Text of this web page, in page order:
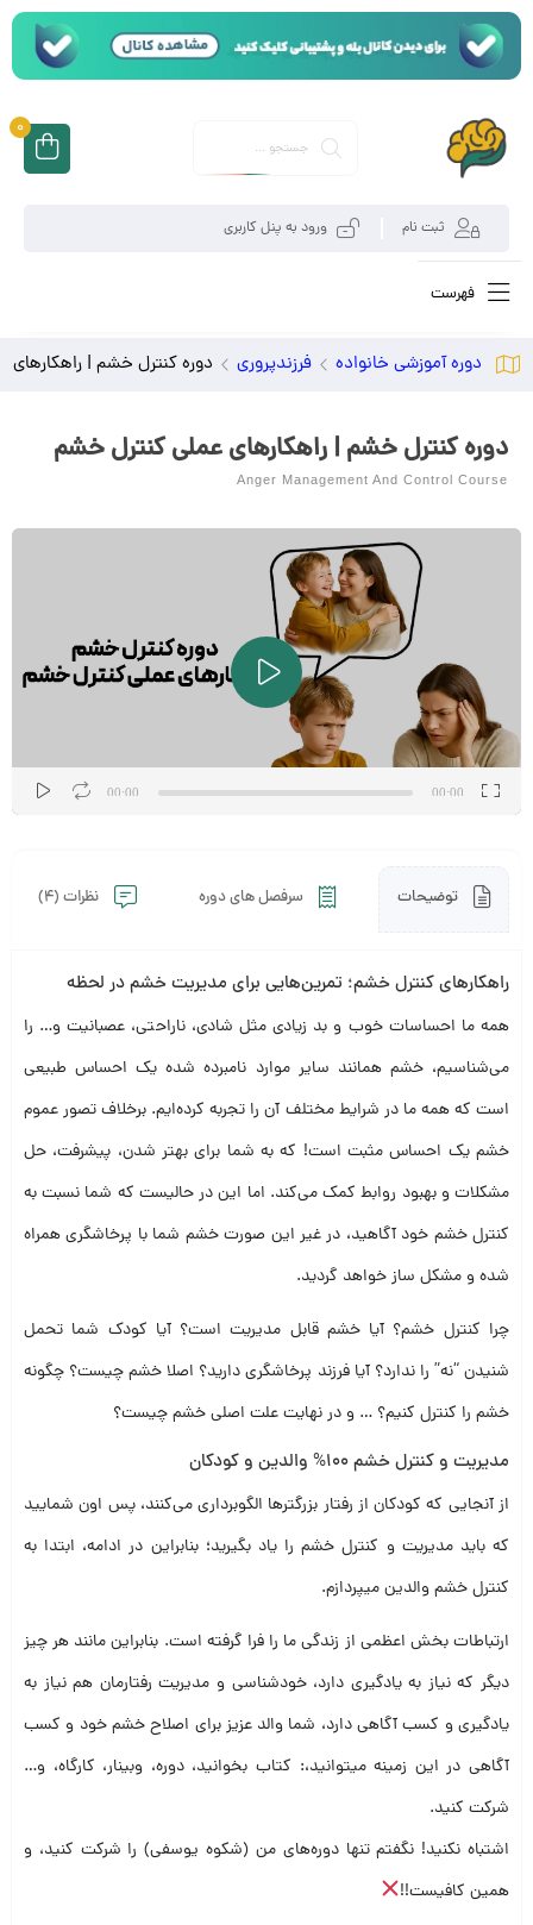
ثبت نام ورود به پنل کاربری
0
فهرست
دوره آموزشی خانواده فرزندپروری دوره کنترل خشم |
دوره کنترل خشم | راهکار‌های عملی کنترل خشم
Anger Management And Control Course
نمایشگر
00:00 00:00
توضیحات سرفصل های دوره نظرات (4)
راهکار‌های کنترل خشم؛ تمرین‌هایی برای مدیریت خشم در لحظه
همه ما احساسات خوب و بد زیادی مثل شادی، ناراحتی، عصبانیت و… را
می‌شناسیم، خشم همانند سایر موارد نامبرده شده یک احساس طبیعی
است که همه ما در شرایط مختلف آن را تجربه کرده‌ایم. برخلاف تصور عموم
خشم یک احساس مثبت است! که به شما برای بهتر شدن، پیشرفت، حل
مشکلات و بهبود روابط کمک می‌کند‌. اما این در حالیست که شما نسبت به
کنترل خشم خود آگاهید، در غیر این صورت خشم شما با پرخاشگری همراه
شده و مشکل ساز خواهد گردید.
چرا کنترل خشم؟ آیا خشم قابل مدیریت است؟ آیا کودک شما تحمل
شنیدن “نه” را ندارد؟ آیا فرزند پرخاشگری دارید؟ اصلا خشم چیست؟ چگونه
خشم را کنترل کنیم؟ … و در نهایت علت اصلی خشم چیست؟
مدیریت و کنترل خشم 100% والدین و کودکان
از آنجایی که کودکان از رفتار بزرگتر‌ها الگوبرداری می‌کنند، پس اون شمایید
که باید مدیریت و کنترل خشم را یاد بگیرید؛ بنابراین در ادامه، ابتدا به
کنترل خشم والدین میپردازم.
ارتباطات بخش اعظمی از زندگی ما را فرا گرفته است. بنابراین مانند هر چیز
دیگر که نیاز به یادگیری دارد، خودشناسی و مدیریت رفتارمان هم نیاز به
یادگیری و کسب آگاهی دارد، شما والد عزیز برای اصلاح خشم خود و کسب
آگاهی در این زمینه میتوانید،: کتاب بخوانید، دوره، وبینار، کارگاه، و…
شرکت کنید.
اشتباه نکنید! نگفتم تنها دوره‌های من (شکوه یوسفی) را شرکت کنید، و
همین کافیست!!